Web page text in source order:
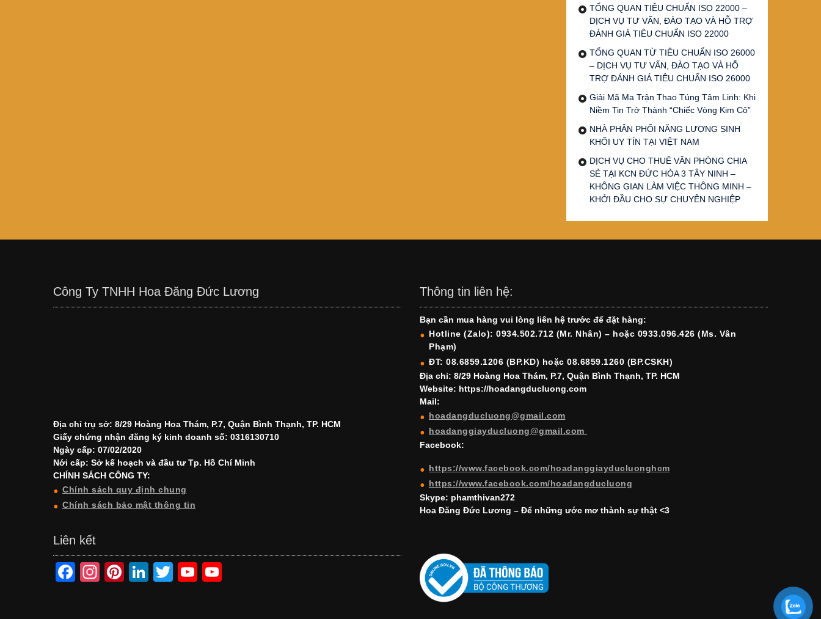
TỔNG QUAN TIÊU CHUẨN ISO 22000 –
DỊCH VỤ TƯ VẤN, ĐÀO TẠO VÀ HỖ TRỢ
ĐÁNH GIÁ TIÊU CHUẨN ISO 22000
TỔNG QUAN TỪ TIÊU CHUẨN ISO 26000
– DỊCH VỤ TƯ VẤN, ĐÀO TẠO VÀ HỖ
TRỢ ĐÁNH GIÁ TIÊU CHUẨN ISO 26000
Giải Mã Ma Trận Thao Túng Tâm Linh: Khi
Niềm Tin Trở Thành “Chiếc Vòng Kim Cô”
NHÀ PHÂN PHỐI NĂNG LƯỢNG SINH
KHỐI UY TÍN TẠI VIỆT NAM
DỊCH VỤ CHO THUÊ VĂN PHÒNG CHIA
SẺ TẠI KCN ĐỨC HÒA 3 TÂY NINH –
KHÔNG GIAN LÀM VIỆC THÔNG MINH –
KHỞI ĐẦU CHO SỰ CHUYÊN NGHIỆP
Công Ty TNHH Hoa Đăng Đức Lương
Địa chỉ trụ sở: 8/29 Hoàng Hoa Thám, P.7, Quận Bình Thạnh, TP. HCM
Giấy chứng nhận đăng ký kinh doanh số: 0316130710
Ngày cấp: 07/02/2020
Nới cấp: Sở kế hoạch và đầu tư Tp. Hồ Chí Minh
CHÍNH SÁCH CÔNG TY:
Chính sách quy định chung
Chính sách bảo mật thông tin
Liên kết
F
In
Pi
Li
T
Y
Thông tin liên hệ:
Bạn cần mua hàng vui lòng liên hệ trước để đặt hàng:
Hotline (Zalo): 0934.502.712 (Mr. Nhân) – hoặc 0933.096.426 (Ms. Vân
Phạm)
ĐT: 08.6859.1206 (BP.KD) hoặc 08.6859.1260 (BP.CSKH)
Địa chỉ: 8/29 Hoàng Hoa Thám, P.7, Quận Bình Thạnh, TP. HCM
Website: https://hoadangducluong.com
Mail:
hoadangducluong@gmail.com
hoadanggiayducluong@gmail.com
Facebook:
https://www.facebook.com/hoadanggiayducluonghcm
https://www.facebook.com/hoadangducluong
Skype: phamthivan272
Hoa Đăng Đức Lương – Để những ước mơ thành sự thật <3